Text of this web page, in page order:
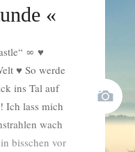
«
∞ ♥
♥ So werde
ins Tal auf
lass mich
wach
bisschen vor